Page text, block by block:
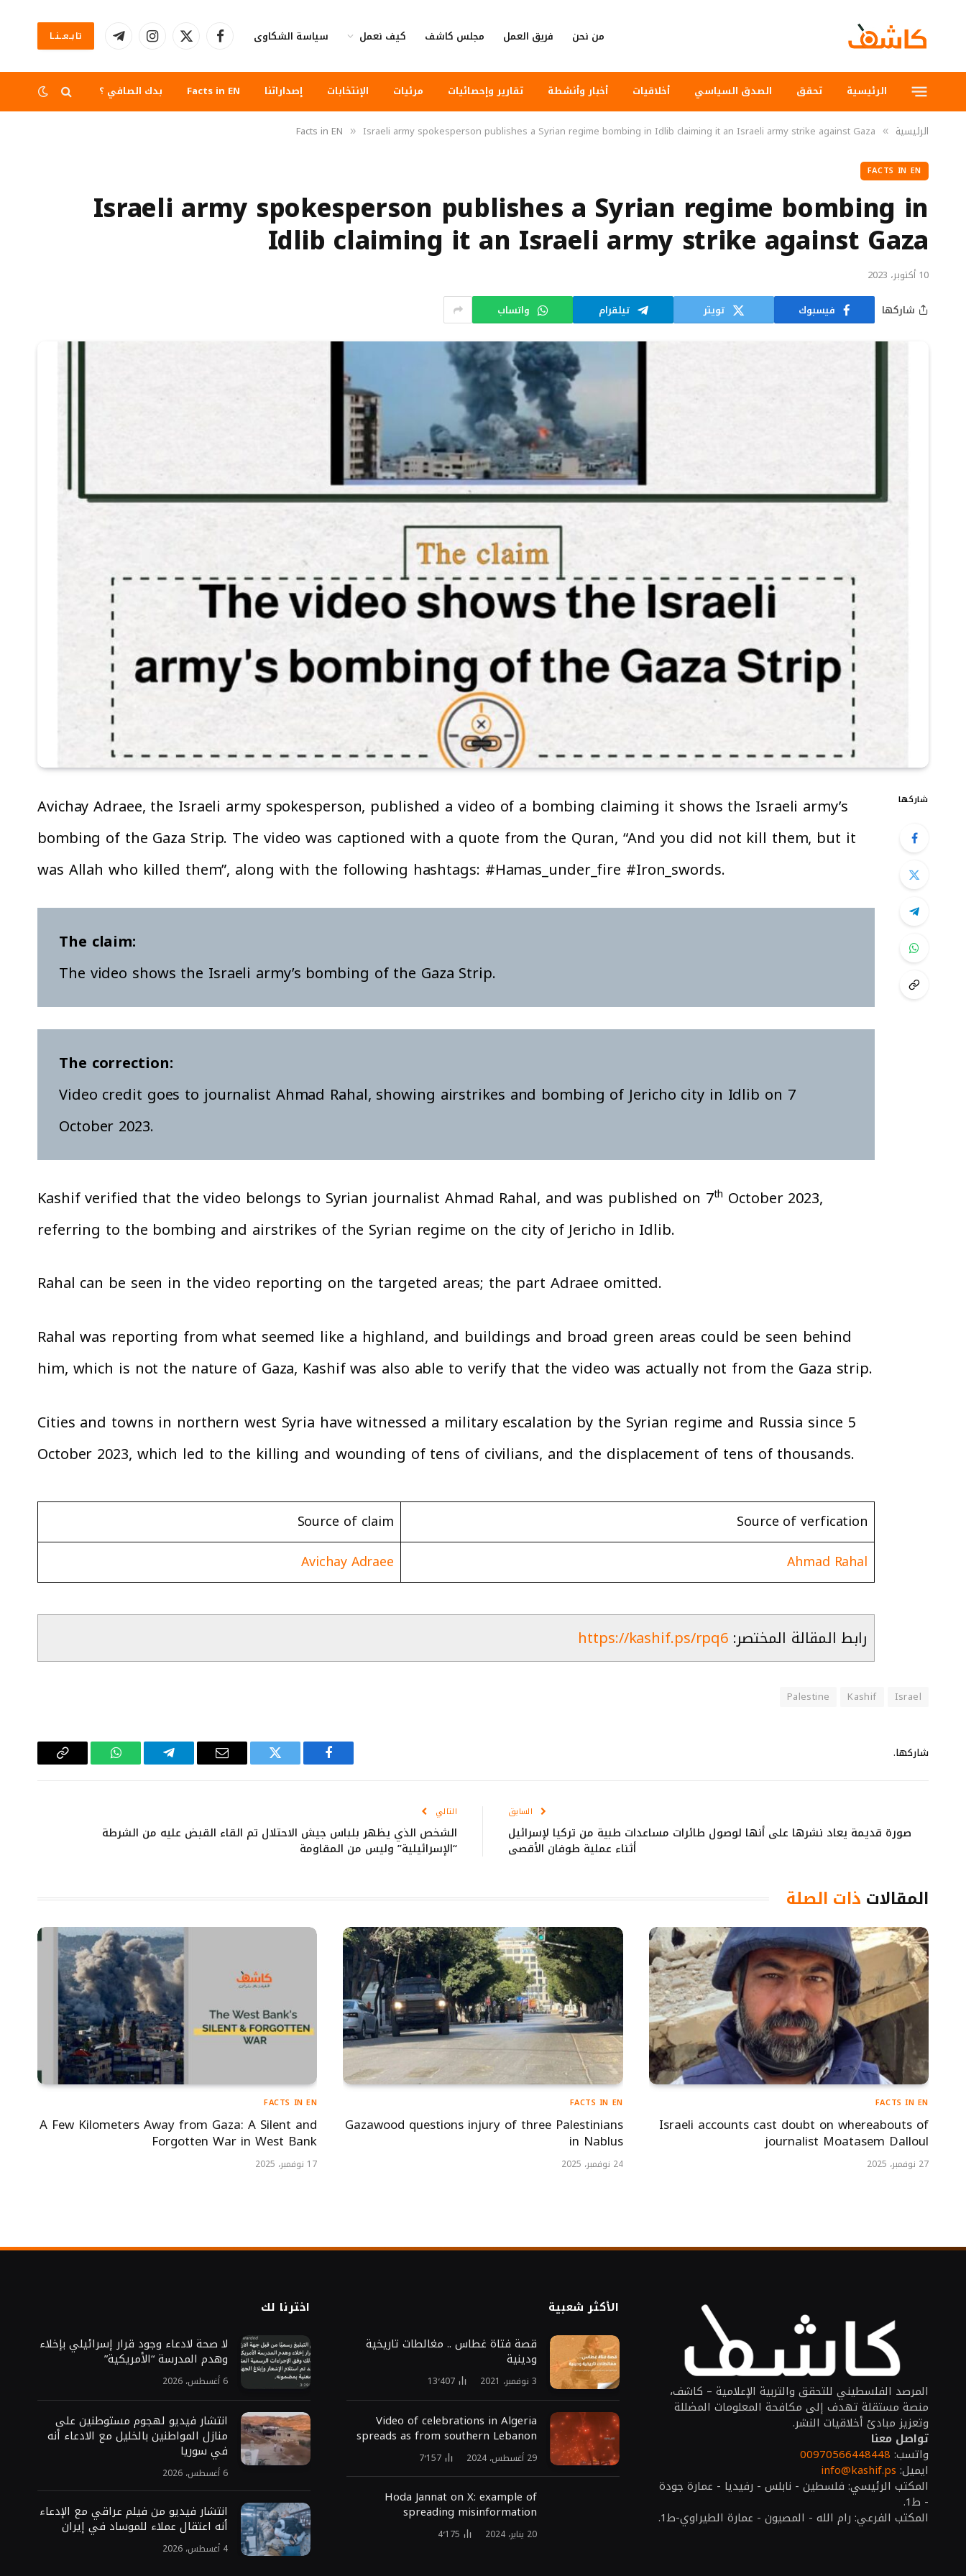
من نحن فريق العمل مجلس كاشف كيف نعمل سياسة الشكاوى فيسبوكX الانستغرامتيلقرام تابــعــنــا
الرئيسية تحقق الصدق السياسي أخلاقيات أخبار وأنشطة تقارير وإحصائيات مرئيات الإنتخابات إصداراتنا Facts in EN بدك الصافي ؟
الرئيسية »
Facts in EN » Israeli army spokesperson publishes a Syrian regime bombing in Idlib claiming it an Israeli army strike against Gaza
FACTS IN EN
Israeli army spokesperson publishes a Syrian regime bombing in
Idlib claiming it an Israeli army strike against Gaza
10 أكتوبر، 2023
شاركها
فيسبوك تويتر تيلقرام واتساب
شاركها
Avichay Adraee, the Israeli army spokesperson, published a video of a bombing claiming it shows the Israeli army’s
bombing of the Gaza Strip. The video was captioned with a quote from the Quran, “And you did not kill them, but it
was Allah who killed them”, along with the following hashtags: #Hamas_under_fire #Iron_swords.
The claim:
The video shows the Israeli army’s bombing of the Gaza Strip.
The correction:
Video credit goes to journalist Ahmad Rahal, showing airstrikes and bombing of Jericho city in Idlib on 7
October 2023.
Kashif verified that the video belongs to Syrian journalist Ahmad Rahal, and was published on 7th October 2023,
referring to the bombing and airstrikes of the Syrian regime on the city of Jericho in Idlib.
Rahal can be seen in the video reporting on the targeted areas; the part Adraee omitted.
Rahal was reporting from what seemed like a highland, and buildings and broad green areas could be seen behind
him, which is not the nature of Gaza, Kashif was also able to verify that the video was actually not from the Gaza strip.
Cities and towns in northern west Syria have witnessed a military escalation by the Syrian regime and Russia since 5
October 2023, which led to the killing and wounding of tens of civilians, and the displacement of tens of thousands.
Source of verfication
Source of claim
Ahmad Rahal
Avichay Adraee
رابط المقالة المختصر: https://kashif.ps/rpq6
Israel
Kashif
Palestine
شاركها.
فيسبوك تويتر
البريد
تيلقرام واتساب
Copy
السابق
صورة قديمة يعاد نشرها على أنها لوصول طائرات مساعدات طبية من تركيا لإسرائيل
أثناء عملية طوفان الأقصى
التالي
الشخص الذي يظهر بلباس جيش الاحتلال تم القاء القبض عليه من الشرطة
“الإسرائيلية” وليس من المقاومة
المقالات ذات الصلة
FACTS IN EN
Israeli accounts cast doubt on whereabouts of
journalist Moatasem Dalloul
27 نوفمبر، 2025
FACTS IN EN
Gazawood questions injury of three Palestinians
in Nablus
24 نوفمبر، 2025
FACTS IN EN
A Few Kilometers Away from Gaza: A Silent and
Forgotten War in West Bank
17 نوفمبر، 2025
المرصد الفلسطيني للتحقق والتربية الإعلامية – كاشف،
منصة مستقلة تهدف إلى مكافحة المعلومات المضللة
وتعزيز مبادئ أخلاقيات النشر.
تواصل معنا
واتسب: 00970566448448
ايميل: info@kashif.ps
المكتب الرئيسي: فلسطين - نابلس - رفيديا - عمارة جودة
- ط1.
المكتب الفرعي: رام الله - المصيون - عمارة الطيراوي-ط1.
الأكثر شعبية
قصة فتاة غطاس .. مغالطات تاريخية
ودينية
3 نوفمبر، 2021 13٬407
Video of celebrations in Algeria
spreads as from southern Lebanon
29 أغسطس، 2024 7٬157
Hoda Jannat on X: example of
spreading misinformation
20 يناير، 2024 4٬175
اخترنا لك
لا صحة لادعاء وجود قرار إسرائيلي بإخلاء
وهدم المدرسة “الأمريكية”
6 أغسطس، 2026
انتشار فيديو لهجوم مستوطنين على
منازل المواطنين بالخليل مع الادعاء أنه
في سوريا
6 أغسطس، 2026
انتشار فيديو من فيلم عراقي مع الإدعاء
أنه اعتقال عملاء للموساد في إيران
4 أغسطس، 2026